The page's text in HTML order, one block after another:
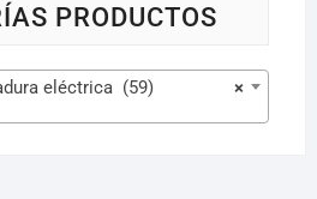
PRODUCTOS
×
eléctrica (59)